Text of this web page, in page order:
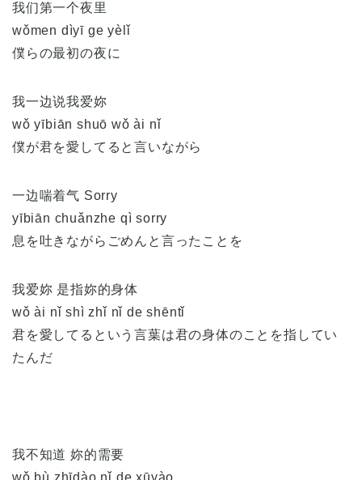
我们第一个夜里
wǒmen dìyī ge yèlǐ
僕らの最初の夜に
我一边说我爱妳
wǒ yībiān shuō wǒ ài nǐ
僕が君を愛してると言いながら
一边喘着气 Sorry
yībiān chuǎnzhe qì sorry
息を吐きながらごめんと言ったことを
我爱妳 是指妳的身体
wǒ ài nǐ shì zhǐ nǐ de shēntǐ
君を愛してるという言葉は君の身体のことを指してい
たんだ
我不知道 妳的需要